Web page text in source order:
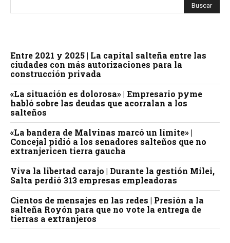
Entre 2021 y 2025 | La capital salteña entre las
ciudades con más autorizaciones para la
construcción privada
«La situación es dolorosa» | Empresario pyme
habló sobre las deudas que acorralan a los
salteños
«La bandera de Malvinas marcó un límite» |
Concejal pidió a los senadores salteños que no
extranjericen tierra gaucha
Viva la libertad carajo | Durante la gestión Milei,
Salta perdió 313 empresas empleadoras
Cientos de mensajes en las redes | Presión a la
salteña Royón para que no vote la entrega de
tierras a extranjeros